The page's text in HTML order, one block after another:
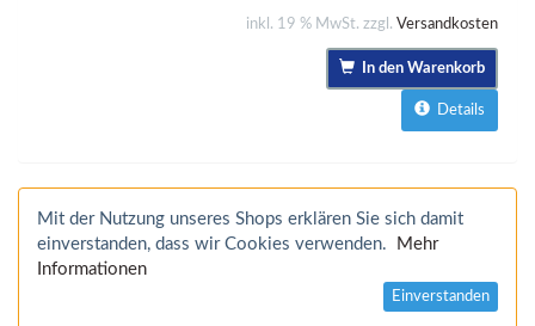
inkl. 19 % MwSt. zzgl. Versandkosten
In den Warenkorb
Details
Mit der Nutzung unseres Shops erklären Sie sich damit
einverstanden, dass wir Cookies verwenden.
Mehr
Informationen
Einverstanden